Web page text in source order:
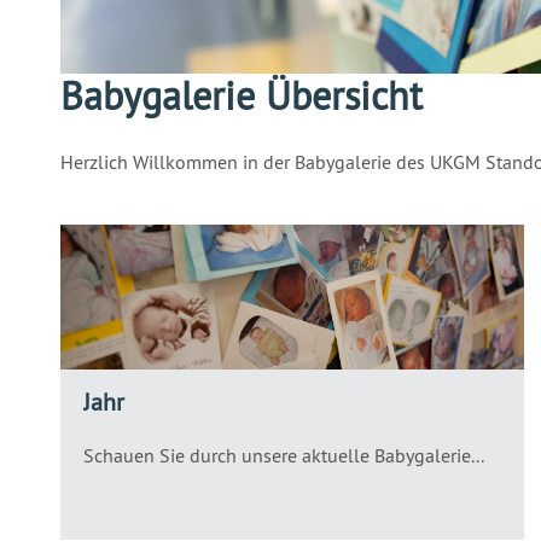
Babygalerie Übersicht
Herzlich Willkommen in der Babygalerie des UKGM
Jahr
Schauen Sie durch unsere aktuelle Babygalerie...